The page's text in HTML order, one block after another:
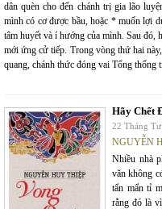
dân quèn cho đến chánh trị gia lão
mình có cơ được bầu, hoặc * muốn lợi
tâm huyết và í hướng của mình. Sau đó,
mới ứng cử tiếp. Trong vòng thứ hai
quang, chánh thức đóng vai Tổng thống
Hãy Chết
22 Tháng
NGUYỄN
Nhiều nhà
văn không
tẩn mẩn tỉ
rằng đó là